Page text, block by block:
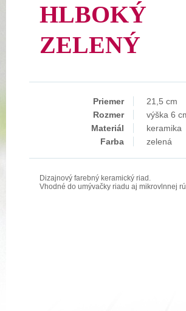
HLBOKÝ
ZELENÝ
Priemer
21,5 cm
Rozmer
výška 6
Materiál
keramika
Farba
zelená
Dizajnový farebný keramický riad.
Vhodné do umývačky riadu aj mikrovlnnej